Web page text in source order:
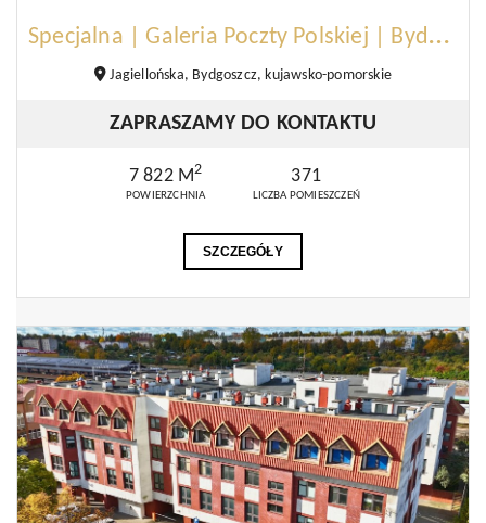
S
pecjalna | Galeria Poczty Polskiej | Bydgoszcz
Jagiellońska, Bydgoszcz, kujawsko-pomorskie
ZAPRASZAMY DO KONTAKTU
7 822 M2
POWIERZCHNIA
371
LICZBA POMIESZCZEŃ
SZCZEGÓŁY